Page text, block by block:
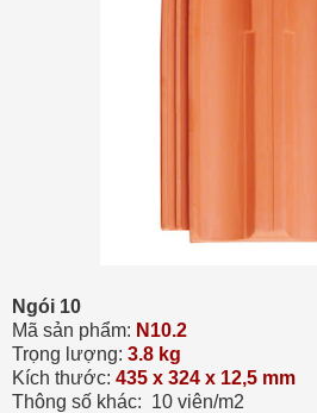
Ngói 10
Mã sản phẩm: N10.2
Trọng lượng: 3.8 kg
Kích thước: 435 x 324 x 12,5 mm
Thông số khác: 10 viên/m2